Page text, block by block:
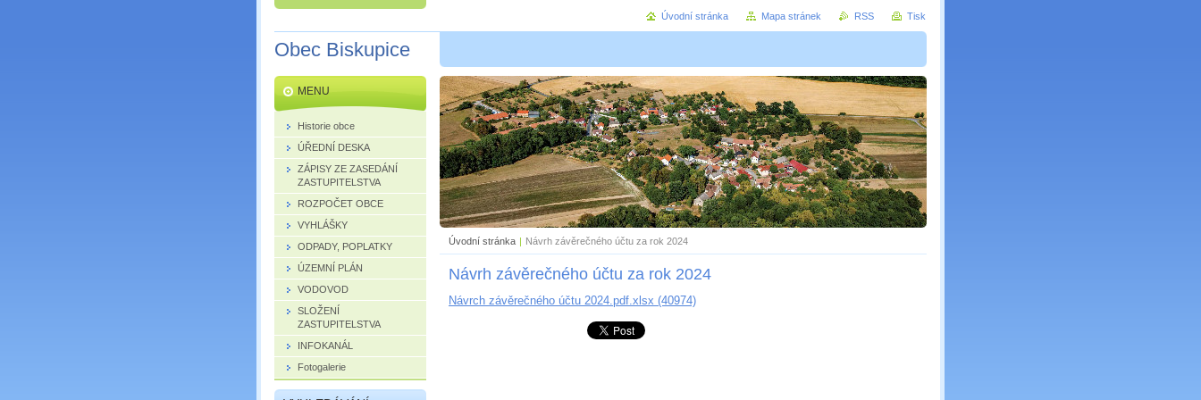
Obec Biskupice
Úvodní stránka | Návrh závěrečného účtu za rok 2024
Návrh závěrečného účtu za rok 2024
Návrch závěrečného účtu 2024.pdf.xlsx (40974)
MENU
Historie obce
ÚŘEDNÍ DESKA
ZÁPISY ZE ZASEDÁNÍ
ZASTUPITELSTVA
ROZPOČET OBCE
VYHLÁŠKY
ODPADY, POPLATKY
ÚZEMNÍ PLÁN
VODOVOD
SLOŽENÍ
ZASTUPITELSTVA
INFOKANÁL
Fotogalerie
Úvodní stránka Mapa stránek RSS Tisk